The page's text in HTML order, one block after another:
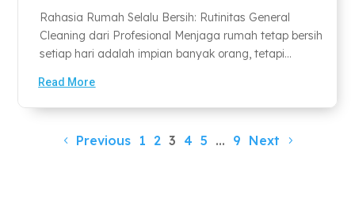
Rahasia Rumah Selalu Bersih: Rutinitas General
Cleaning dari Profesional Menjaga rumah tetap bersih
setiap hari adalah impian banyak orang, tetapi...
Read More
Previous 1 2 3 4 5 … 9 Next